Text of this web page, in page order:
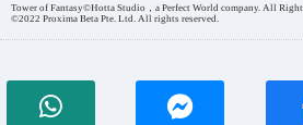
Tower of Fantasy©Hotta Studio，a Perfect World company. All
©2022 Proxima Beta Pte. Ltd. All rights reserved.